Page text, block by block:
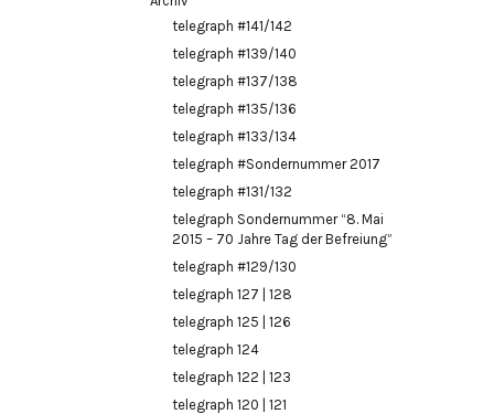
telegraph #141/142
telegraph #139/140
telegraph #137/138
telegraph #135/136
telegraph #133/134
telegraph #Sondernummer 2017
telegraph #131/132
telegraph Sondernummer “8. Mai
2015 – 70 Jahre Tag der Befreiung”
telegraph #129/130
telegraph 127 | 128
telegraph 125 | 126
telegraph 124
telegraph 122 | 123
telegraph 120 | 121